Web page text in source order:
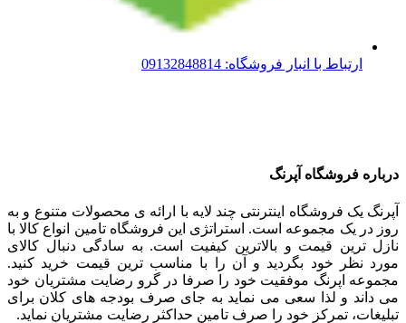
ارتباط با انبار فروشگاه: 09132848814
درباره فروشگاه آپرنگ
آپرنگ یک فروشگاه اینترنتی چند لایه با ارائه ی محصولات متنوع و به
روز در یک مجموعه است. استراتژی این فروشگاه تامین انواع کالا با
نازل ترین قیمت و بالاترین کیفیت است. به سادگی دنبال کالای
مورد نظر خود بگردید و آن را با مناسب ترین قیمت خرید کنید.
مجموعه اپرنگ موفقیت خود را صرفا در گرو رضایت مشتریان خود
می داند و لذا سعی می نماید به جای صرف بودجه های کلان برای
تبلیغات، تمرکز خود را صرف تامین حداکثر رضایت مشتریان نماید‌.